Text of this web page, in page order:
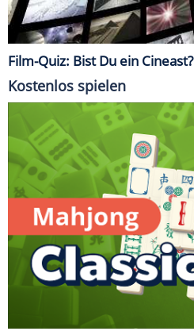
Film-Quiz: Bist Du ein Cineast?
Kostenlos spielen